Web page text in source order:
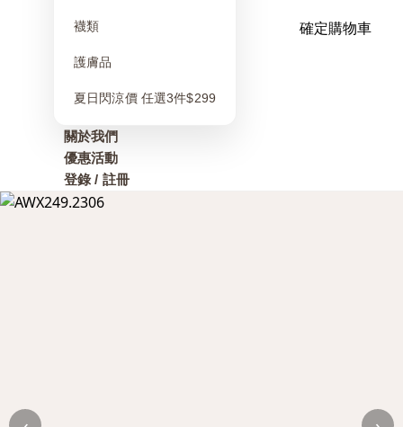
襪類
護膚品
夏日閃涼價 任選3件$299
關於我們
優惠活動
登錄 / 註冊
確定購物車